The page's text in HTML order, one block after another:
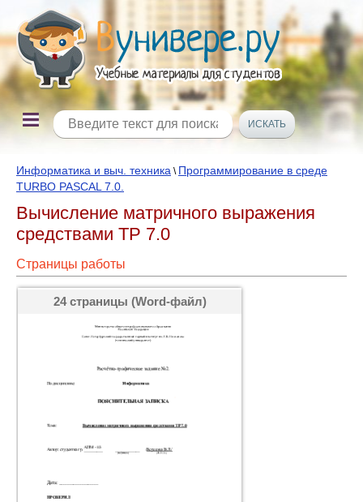
Информатика и выч. техника \ Программирование в среде
TURBO PASCAL 7.0.
Вычисление матричного выражения
средствами TP 7.0
Страницы работы
24 страницы (Word-файл)